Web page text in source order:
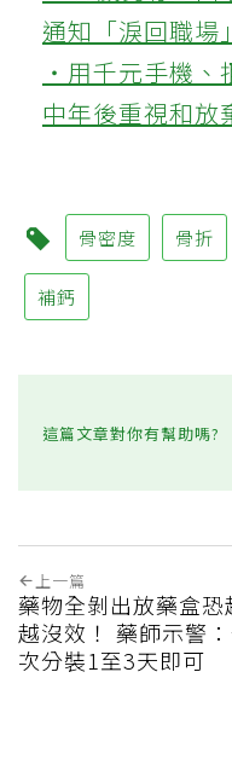
通知「淚回職場
‧用千元手機、
中年後重視和放
骨密度 骨折
補鈣
這篇文章對你有幫助嗎?
上一篇
藥物全剝出放藥盒恐
越沒效！ 藥師示警
次分裝1至3天即可